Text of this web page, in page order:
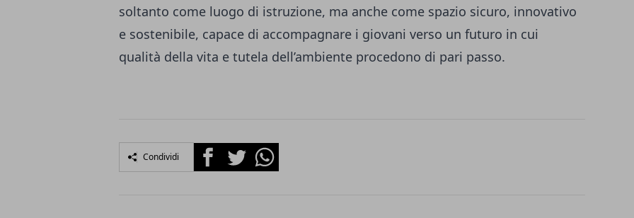
soltanto come luogo di istruzione, ma anche come spazio sicuro, innovativo
e sostenibile, capace di accompagnare i giovani verso un futuro in cui
qualità della vita e tutela dell’ambiente procedono di pari passo.
Condividi FacebookTwitterWhatsapp